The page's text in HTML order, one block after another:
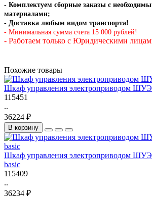
- Комплектуем сборные заказы с
материалами;
- Доставка любым видом транспорта!
- Минимальная сумма счета 15 000 рублей!
- Работаем только с Юридическими
Похожие товары
Шкаф управления электроприводом
115451
..
36224 ₽
В корзину
Шкаф управления электроприводом
basic
115409
..
36234 ₽